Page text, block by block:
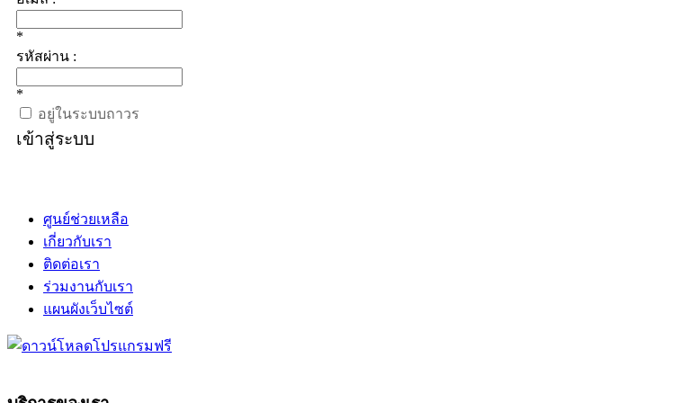
*
รหัสผ่าน :
*
อยู่ในระบบถาวร
เข้าสู่ระบบ
ศูนย์ช่วยเหลือ
เกี่ยวกับเรา
ติดต่อเรา
ร่วมงานกับเรา
แผนผังเว็บไซต์